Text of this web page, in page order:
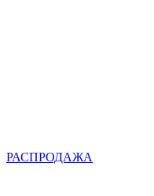
РАСПРОДАЖА